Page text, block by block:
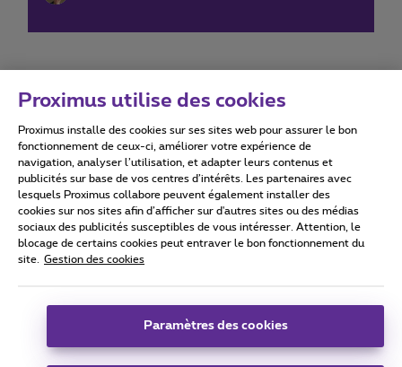
Conditions d'utilisation Accessibility statement
Tous droits réservés. © 2026 Proximus
Conditions générales, info consommateur
Coordonnées de l’entreprise
Boulevard du Roi Albert II 27 - B-1030 Bruxelles.
Proximus utilise des cookies
Proximus installe des cookies sur ses sites web pour assurer le bon
fonctionnement de ceux-ci, améliorer votre expérience de
navigation, analyser l’utilisation, et adapter leurs contenus et
publicités sur base de vos centres d’intérêts. Les partenaires avec
lesquels Proximus collabore peuvent également installer des
cookies sur nos sites afin d’afficher sur d'autres sites ou des médias
sociaux des publicités susceptibles de vous intéresser. Attention, le
blocage de certains cookies peut entraver le bon fonctionnement du
site.
Gestion des cookies
Paramètres des cookies